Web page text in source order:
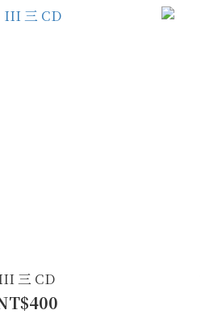
三 CD